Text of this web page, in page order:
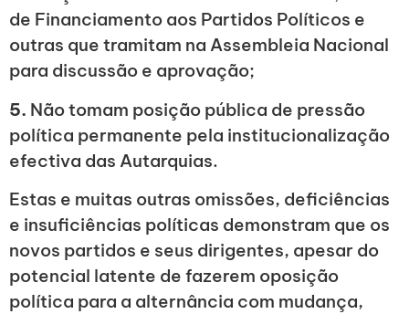
de Financiamento aos Partidos Políticos e
outras que tramitam na Assembleia Nacional
para discussão e aprovação;
5. Não tomam posição pública de pressão
política permanente pela institucionalização
efectiva das Autarquias.
Estas e muitas outras omissões, deficiências
e insuficiências políticas demonstram que os
novos partidos e seus dirigentes, apesar do
potencial latente de fazerem oposição
política para a alternância com mudança,